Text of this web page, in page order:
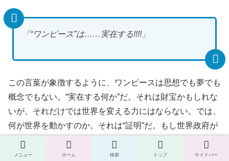
「“ワンピース”は……実在する!!!!」
この言葉が象徴するように、ワンピースは思想でも夢でも
概念でもない。“実在する何か”だ。それは財宝かもしれな
いが、それだけでは世界を変える力にはならない。では、
何が世界を動かすのか。それは“証明”だ。もし世界政府が
隠してきた歴史の真実を突きつける何か──「この世界の
支配構造は不正に作られたものである」という決定的証拠
メニュー ホーム 検索 トップ サイドバー